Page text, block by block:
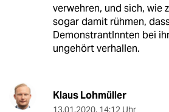
verwehren, und sich, wie
sogar damit rühmen,
DemonstrantInnten bei
ungehört verhallen.
Klaus Lohmüller
13.01.2020, 14:12 Uhr